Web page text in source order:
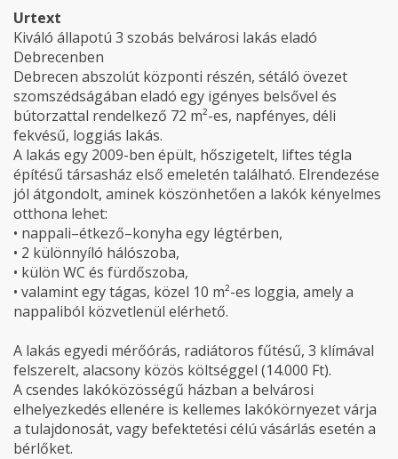
Urtext
Kiváló állapotú 3 szobás belvárosi lakás eladó
Debrecenben
Debrecen abszolút központi részén, sétáló övezet
szomszédságában eladó egy igényes belsővel és
bútorzattal rendelkező 72 m²-es, napfényes, déli
fekvésű, loggiás lakás.
A lakás egy 2009-ben épült, hőszigetelt, liftes tégla
építésű társasház első emeletén található. Elrendezése
jól átgondolt, aminek köszönhetően a lakók kényelmes
otthona lehet:
• nappali–étkező–konyha egy légtérben,
• 2 különnyíló hálószoba,
• külön WC és fürdőszoba,
• valamint egy tágas, közel 10 m²-es loggia, amely a
nappaliból közvetlenül elérhető.
A lakás egyedi mérőórás, radiátoros fűtésű, 3 klímával
felszerelt, alacsony közös költséggel (14.000 Ft).
A csendes lakóközösségű házban a belvárosi
elhelyezkedés ellenére is kellemes lakókörnyezet várja
a tulajdonosát, vagy befektetési célú vásárlás esetén a
bérlőket.